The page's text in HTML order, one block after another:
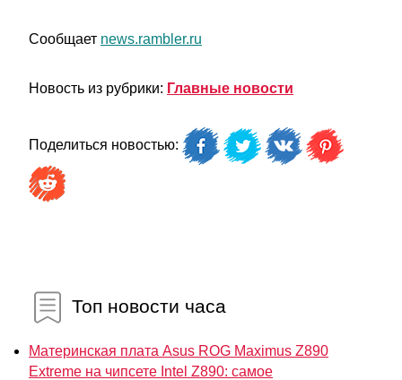
Сообщает news.rambler.ru
Новость из рубрики: Главные новости
Поделиться новостью:
Топ новости часа
Материнская плата Asus ROG Maximus Z890
Extreme на чипсете Intel Z890: самое